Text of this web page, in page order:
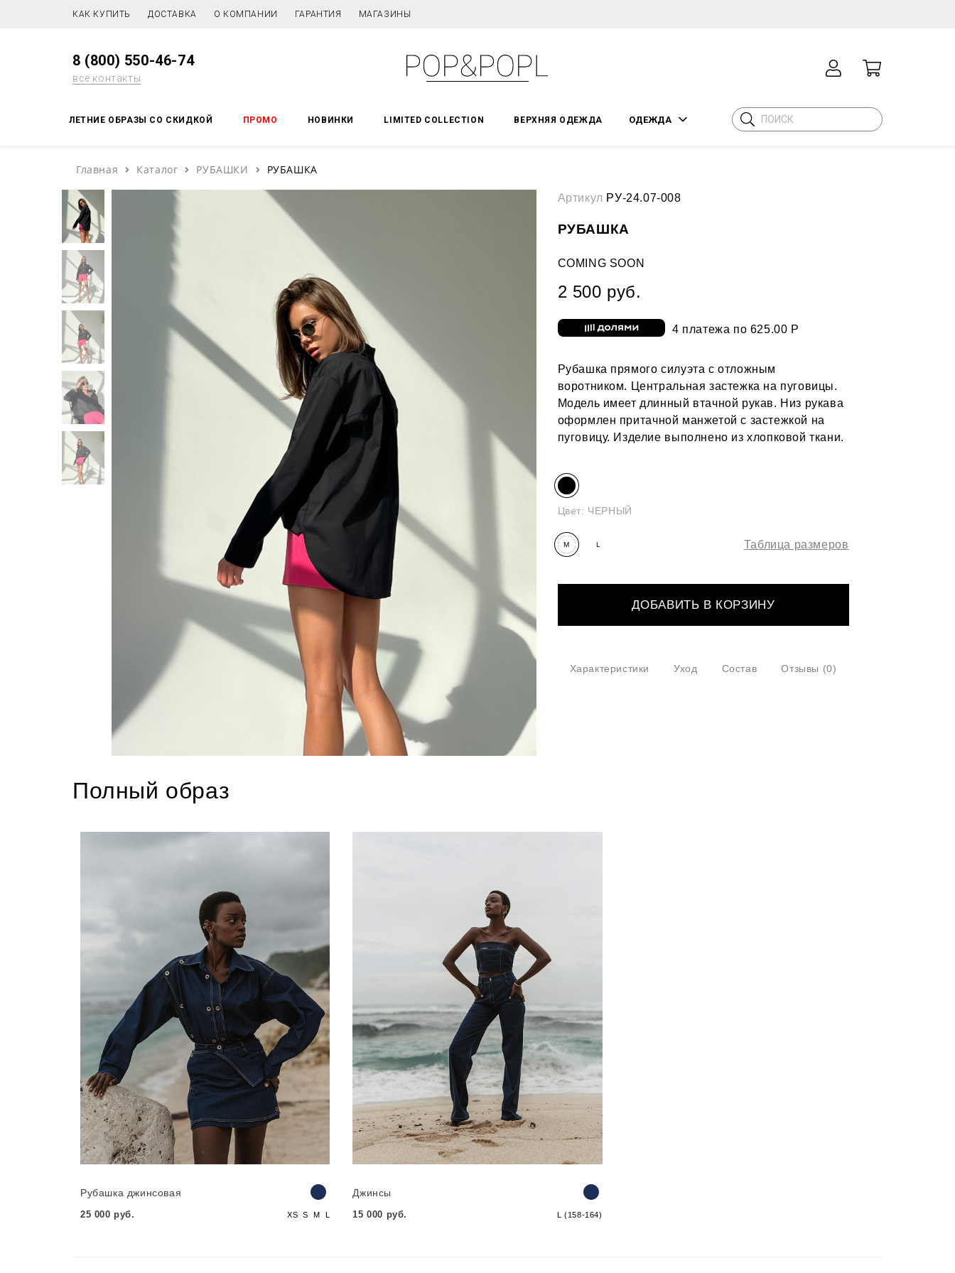
КАК КУПИТЬ ДОСТАВКА О КОМПАНИИ ГАРАНТИЯ МАГАЗИНЫ
8 (800) 550-46-74
все контакты
ЛЕТНИЕ ОБРАЗЫ СО СКИДКОЙ ПРОМО НОВИНКИ LIMITED COLLECTION ВЕРХНЯЯ ОДЕЖДА ОДЕЖДА
Главная Каталог РУБАШКИ РУБАШКА
Артикул РУ-24.07-008
РУБАШКА
COMING SOON
2 500 руб.
4 платежа по 625.00 Р
Рубашка прямого силуэта с отложным
воротником. Центральная застежка на пуговицы.
Модель имеет длинный втачной рукав. Низ рукава
оформлен притачной манжетой с застежкой на
пуговицу. Изделие выполнено из хлопковой ткани.
Цвет: ЧЕРНЫЙ
M L Таблица размеров
ДОБАВИТЬ В КОРЗИНУ
Характеристики Уход Состав Отзывы (0)
Полный образ
Рубашка джинсовая
25 000 руб. XS S M L
Джинсы
15 000 руб. L (158-164)